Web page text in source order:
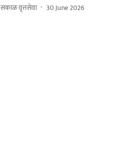
सकाळ वृत्तसेवा 30 June 2026